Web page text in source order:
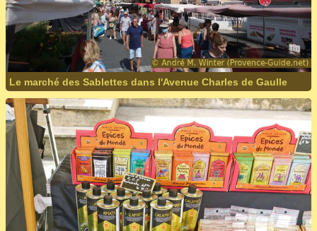
Le marché des Sablettes dans l'Avenue Charles de Gaulle